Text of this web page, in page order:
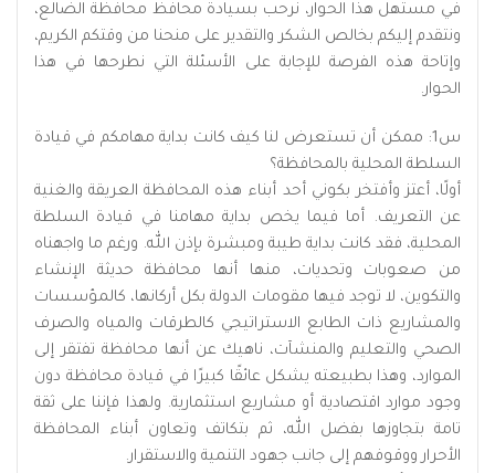
في مستهل هذا الحوار، نرحب بسيادة محافظ محافظة الضالع،
ونتقدم إليكم بخالص الشكر والتقدير على منحنا من وقتكم الكريم،
وإتاحة هذه الفرصة للإجابة على الأسئلة التي نطرحها في هذا
الحوار.
س1: ممكن أن تستعرض لنا كيف كانت بداية مهامكم في قيادة
السلطة المحلية بالمحافظة؟
أولًا، أعتز وأفتخر بكوني أحد أبناء هذه المحافظة العريقة والغنية
عن التعريف. أما فيما يخص بداية مهامنا في قيادة السلطة
المحلية، فقد كانت بداية طيبة ومبشرة بإذن الله. ورغم ما واجهناه
من صعوبات وتحديات، منها أنها محافظة حديثة الإنشاء
والتكوين، لا توجد فيها مقومات الدولة بكل أركانها، كالمؤسسات
والمشاريع ذات الطابع الاستراتيجي كالطرقات والمياه والصرف
الصحي والتعليم والمنشآت، ناهيك عن أنها محافظة تفتقر إلى
الموارد، وهذا بطبيعته يشكل عائقًا كبيرًا في قيادة محافظة دون
وجود موارد اقتصادية أو مشاريع استثمارية. ولهذا فإننا على ثقة
تامة بتجاوزها بفضل الله، ثم بتكاتف وتعاون أبناء المحافظة
الأحرار ووقوفهم إلى جانب جهود التنمية والاستقرار.